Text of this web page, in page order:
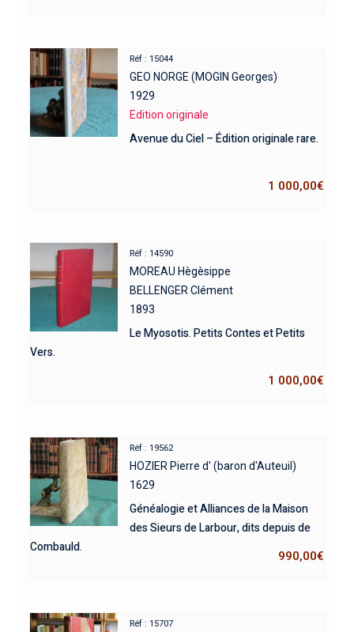
Réf : 15044
GEO NORGE (MOGIN Georges)
1929
Edition originale
Avenue du Ciel – Édition originale rare.
1 000,00€
Réf : 14590
MOREAU Hègèsippe
BELLENGER Clément
1893
Le Myosotis. Petits Contes et Petits
Vers.
1 000,00€
Réf : 19562
HOZIER Pierre d' (baron d'Auteuil)
1629
Généalogie et Alliances de la Maison
des Sieurs de Larbour, dits depuis de
Combauld.
990,00€
Réf : 15707